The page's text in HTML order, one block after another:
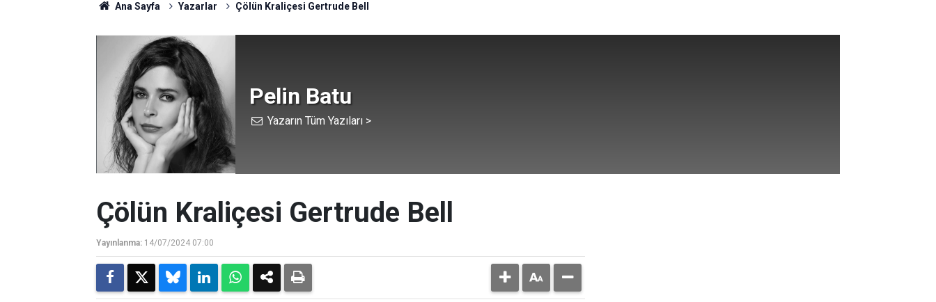
Ana Sayfa Yazarlar Çölün Kraliçesi Gertrude Bell
Pelin Batu
Yazarın Tüm Yazıları >
Çölün Kraliçesi Gertrude Bell
Yayınlanma: 14/07/2024 07:00